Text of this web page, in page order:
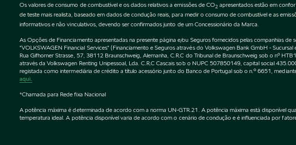
Os valores de consumo de combustível e os dados relativos a emissões de CO2 apresentados estão em
de teste mais realista, baseado em dados de condução reais, para medir o consumo de combustível e as
informativos e não vinculativos, devendo ser confirmados junto de um Concessionário da Marca.
As Opções de Financiamento apresentadas na presente página e/ou Seguros fornecidos pelas companhias
"VOLKSWAGEN Financial Services" (Financiamento e Seguros através do Volkswagen Bank GmbH -
Rua Gifhorner Strasse, 57, 38112 Braunschweig, Alemanha, C.R.C do Tribunal de Braunschweig sob o nº
através da Volkswagen Renting Unipessoal, Lda. C.R.C Cascais sob o NUPC 507850149, capital social
registada como intermediária de crédito a título acessório junto do Banco de Portugal sob o n.º 6651,
aqui.
*Chamada para Rede fixa Nacional
A potência máxima é determinada de acordo com a norma UN-GTR.21. A potência máxima está disponível
temperatura ideal. A potência disponível varia de acordo com o cenário de condução e é influenciada por